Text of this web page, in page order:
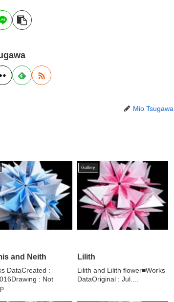
Mio Tsugawa
and Neith
DataCreated :
: Not
Gallery
Lilith
Lilith and Lilith flower■Works
DataOriginal : Jul....